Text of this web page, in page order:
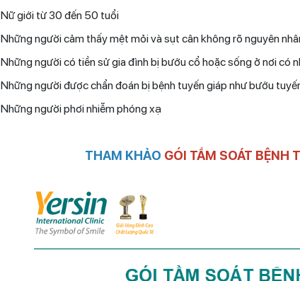
Nữ giới từ 30 đến 50 tuổi
Những người cảm thấy mệt mỏi và sụt cân không rõ nguyên
Những người có tiền sử gia đình bị bướu cổ hoặc sống ở nơi có
Những người được chẩn đoán bị bệnh tuyến giáp như bướu
Những người phơi nhiễm phóng xạ
THAM KHẢO GÓI TẦM SOÁT BỆNH